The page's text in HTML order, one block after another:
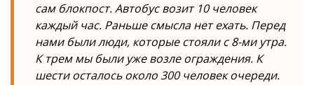
сам блокпост. Автобус возит 10 человек
каждый час. Раньше смысла нет ехать. Перед
нами были люди, которые стояли с 8-ми утра.
К трем мы были уже возле ограждения. К
шести осталось около 300 человек очереди.